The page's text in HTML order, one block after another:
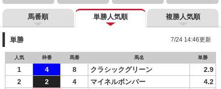
馬番順 単勝人気順 複勝人気順
単勝 7/24 14:46更新
人気 枠番 馬番 馬名 単勝
1 4 8 クラシックグリーン
2.9
2
2 4 マイネルボンバー
4.2